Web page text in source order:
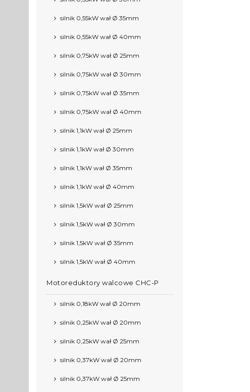
silnik 0,55kW wał Ø 35mm
silnik 0,55kW wał Ø 40mm
silnik 0,75kW wał Ø 25mm
silnik 0,75kW wał Ø 30mm
silnik 0,75kW wał Ø 35mm
silnik 0,75kW wał Ø 40mm
silnik 1,1kW wał Ø 25mm
silnik 1,1kW wał Ø 30mm
silnik 1,1kW wał Ø 35mm
silnik 1,1kW wał Ø 40mm
silnik 1,5kW wał Ø 25mm
silnik 1,5kW wał Ø 30mm
silnik 1,5kW wał Ø 35mm
silnik 1,5kW wał Ø 40mm
Motoreduktory walcowe CHC-P
silnik 0,18kW wał Ø 20mm
silnik 0,25kW wał Ø 20mm
silnik 0,25kW wał Ø 25mm
silnik 0,37kW wał Ø 20mm
silnik 0,37kW wał Ø 25mm